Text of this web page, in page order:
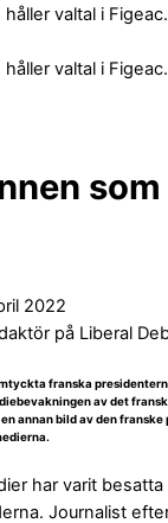
valtal i
valtal i
2022
på Liberal
franska
av det
annan bild av den
har varit
Journalist